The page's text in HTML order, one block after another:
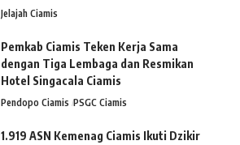
Jelajah Ciamis
Pemkab Ciamis Teken Kerja Sama
dengan Tiga Lembaga dan Resmikan
Hotel Singacala Ciamis
Pendopo Ciamis PSGC Ciamis
1.919 ASN Kemenag Ciamis Ikuti Dzikir